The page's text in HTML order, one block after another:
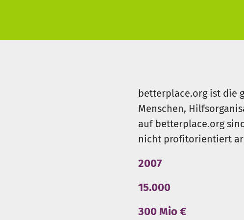
dass das Leben es in Zukunft
betterplace.org ist die
Menschen,
auf betterplace.org
nicht profitorientiert
2007
15.000
300 Mio €